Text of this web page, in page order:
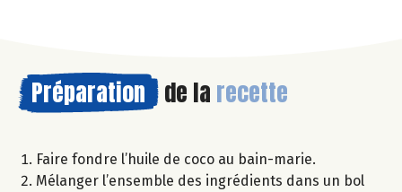
Préparation de la recette
Faire fondre l’huile de coco au bain-marie.
Mélanger l’ensemble des ingrédients dans un bol